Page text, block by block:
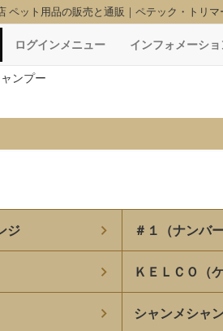
ペット用品の販売と通販｜ペテック・トリ
ログインメニュー インフォメーショ
ンプー
ジ ＃１（ナンバ
ＫＥＬＣＯ（
シャンメシャ